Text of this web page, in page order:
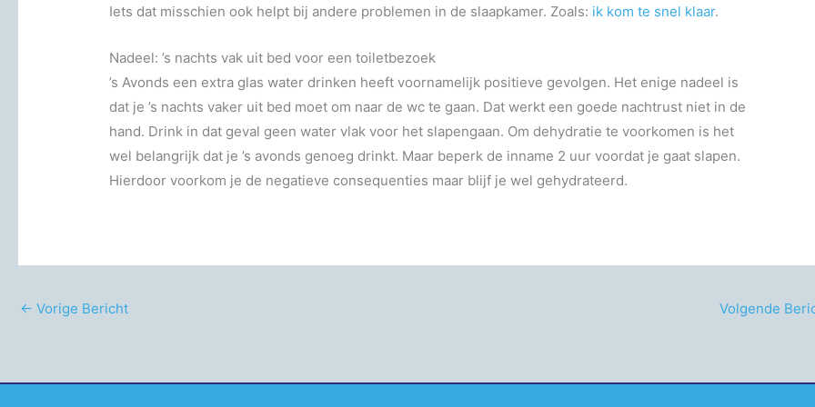
Iets dat misschien ook helpt bij andere problemen in de slaapkamer. Zoals: ik kom te snel klaar.
Nadeel: ’s nachts vak uit bed voor een toiletbezoek
’s Avonds een extra glas water drinken heeft voornamelijk positieve gevolgen. Het enige nadeel is
dat je ’s nachts vaker uit bed moet om naar de wc te gaan. Dat werkt een goede nachtrust niet in de
hand. Drink in dat geval geen water vlak voor het slapengaan. Om dehydratie te voorkomen is het
wel belangrijk dat je ’s avonds genoeg drinkt. Maar beperk de inname 2 uur voordat je gaat slapen.
Hierdoor voorkom je de negatieve consequenties maar blijf je wel gehydrateerd.
← Vorige Bericht Volgende